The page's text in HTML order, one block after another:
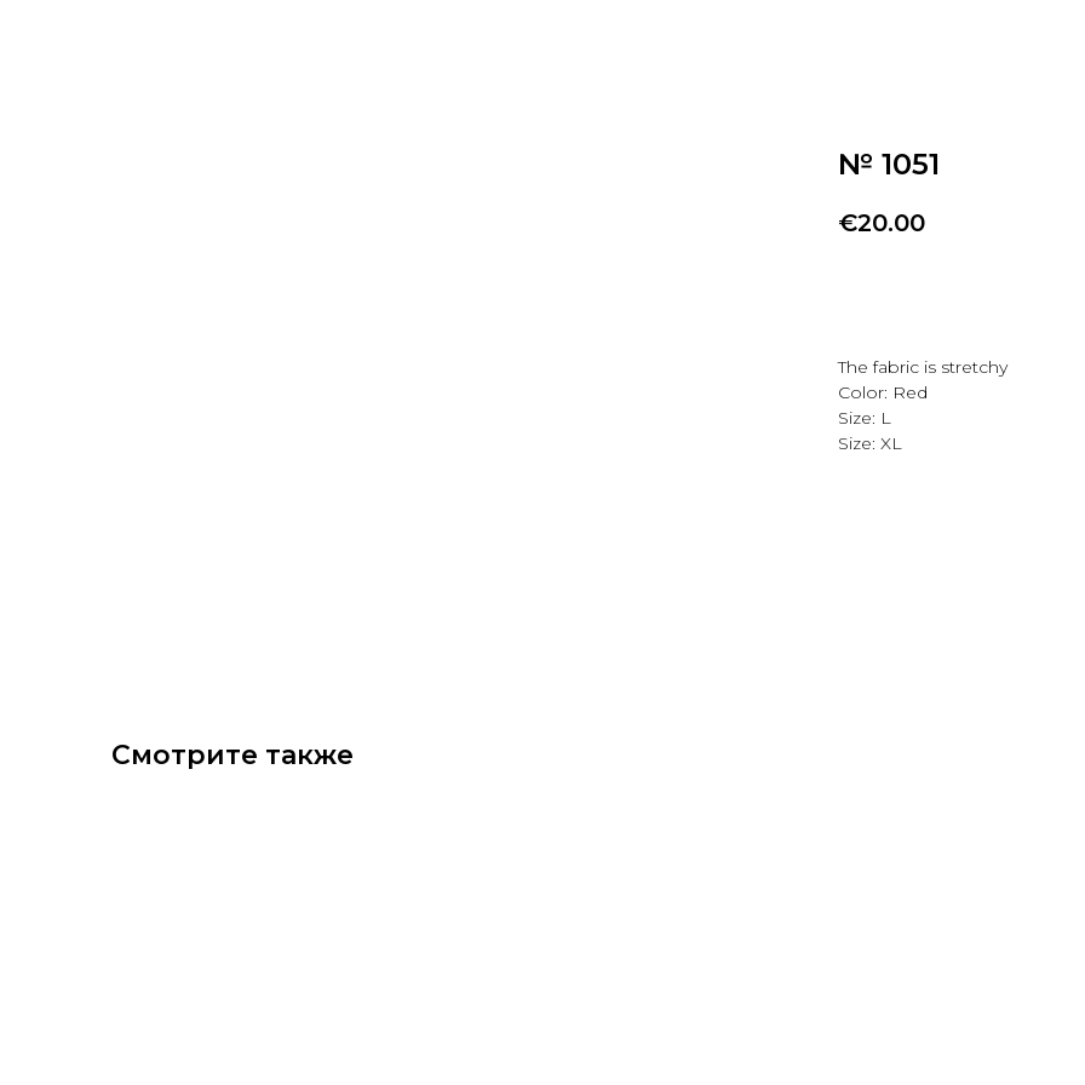
№ 1051
€20.00
The fabric is stretchy
Color: Red
Size: L
Size: XL
Смотрите также